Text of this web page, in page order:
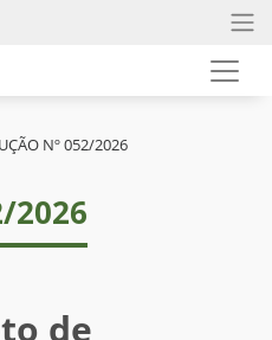
Nº 052/2026
2026
de